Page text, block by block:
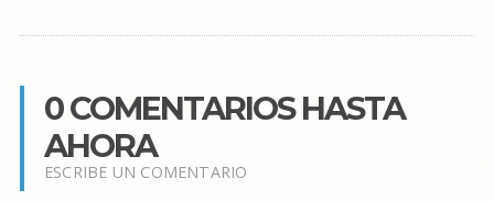
0 COMENTARIOS HASTA
AHORA
ESCRIBE UN COMENTARIO